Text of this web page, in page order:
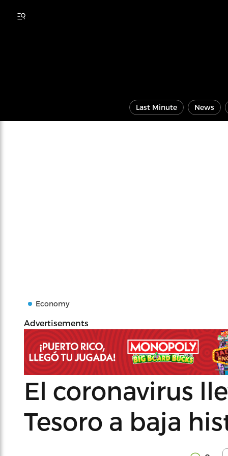
Last Minute News
Economy
Advertisements
El coronavirus
Tesoro a baja